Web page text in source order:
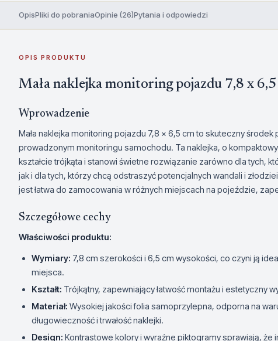
OpisPliki do pobraniaOpinie (26)Pytania i odpowiedzi
OPIS PRODUKTU
Mała naklejka monitoring pojazdu 7,8 x
Wprowadzenie
Mała naklejka monitoring pojazdu 7,8 x 6,5 cm to skuteczny środek
prowadzonym monitoringu samochodu. Ta naklejka, o
kształcie trójkąta i stanowi świetne rozwiązanie zarówno dla tych,
jak i dla tych, którzy chcą odstraszyć potencjalnych wandali i
jest łatwa do zamocowania w różnych miejscach na pojeździe,
Szczegółowe cechy
Właściwości produktu:
Wymiary: 7,8 cm szerokości i 6,5 cm wysokości, co czyni ją
miejsca.
Kształt: Trójkątny, zapewniający łatwość montażu i estetyczny
Materiał: Wysokiej jakości folia samoprzylepna, odporna na
długowieczność i trwałość naklejki.
Design: Kontrastowe kolory i wyraźne piktogramy sprawiają,